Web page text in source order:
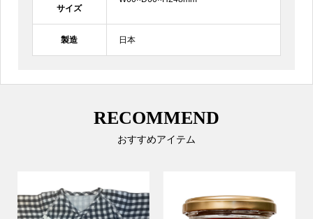
サイズ
製造 日本
RECOMMEND
おすすめアイテム